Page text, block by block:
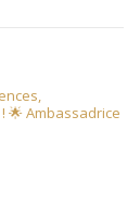
🌟 Ambassadrice